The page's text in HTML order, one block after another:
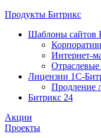
Продукты Битрикс
Шаблоны сайтов
Интернет-
Лицензии 1С-
Продление
Битрикс 24
Акции
Проекты